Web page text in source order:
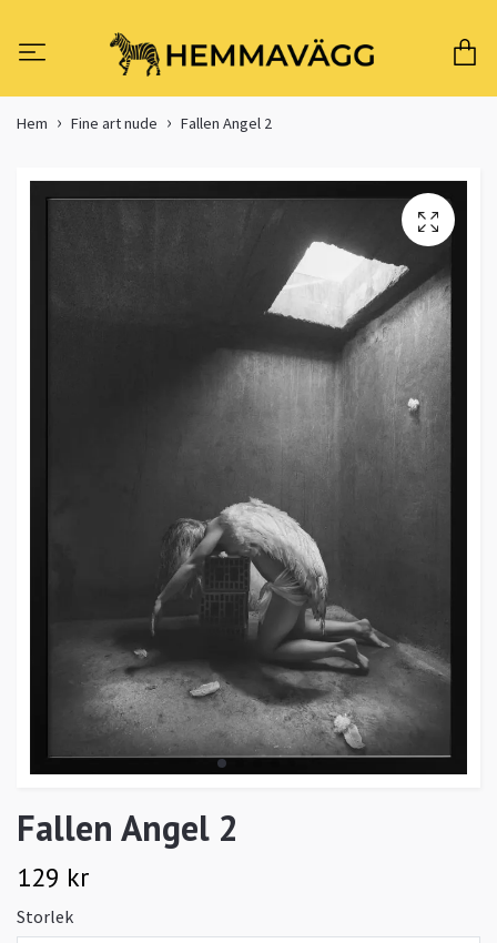
Hem Fine art nude Fallen Angel 2
Fallen Angel 2
129 kr
Storlek